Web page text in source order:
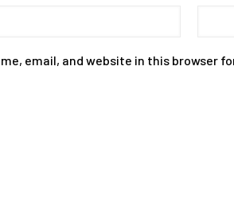
email, and website in this browser